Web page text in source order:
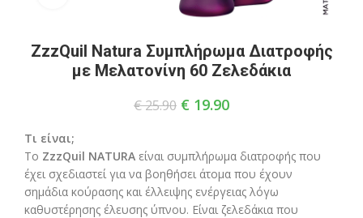
ZzzQuil Natura Συμπλήρωμα Διατροφής
με Μελατονίνη 60 Ζελεδάκια
€25.90 € 19.90
Τι είναι;
Το ZzzQuil NATURA είναι συμπλήρωμα διατροφής που
έχει σχεδιαστεί για να βοηθήσει άτομα που έχουν
σημάδια κούρασης και έλλειψης ενέργειας λόγω
καθυστέρησης έλευσης ύπνου. Είναι ζελεδάκια που